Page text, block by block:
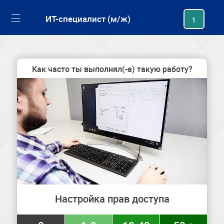
ИТ-специалист (м/ж) 1
Как часто ты выполнял(-а) такую работу?
Настройка прав доступа